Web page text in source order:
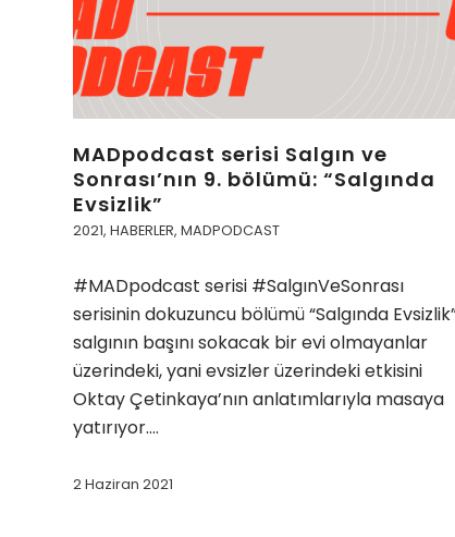
MADpodcast serisi Salgın ve
Sonrası’nın 9. bölümü: “Salgında
Evsizlik”
2021, HABERLER, MADPODCAST
#MADpodcast serisi #SalgınVeSonrası
serisinin dokuzuncu bölümü “Salgında
salgının başını sokacak bir evi olmayanlar
üzerindeki, yani evsizler üzerindeki etkisini
Oktay Çetinkaya’nın anlatımlarıyla masaya
yatırıyor.…
2 Haziran 2021